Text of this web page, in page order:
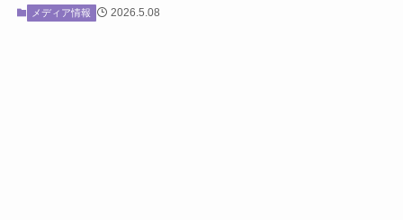
メディア情報 2026.5.08